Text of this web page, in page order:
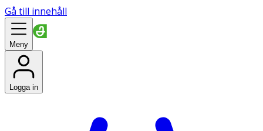
Gå till innehåll
Meny
Logga in